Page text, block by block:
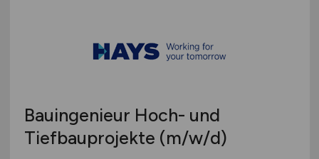
Bauingenieur Hoch- und
Tiefbauprojekte (m/w/d)